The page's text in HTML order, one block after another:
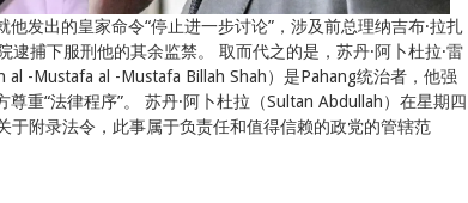
发出的皇家命令“停止进一步讨论”，涉及前总理纳吉布·拉扎
逮捕下服刑他的其余监禁。 取而代之的是，苏丹·阿卜杜拉·雷
al -Mustafa al -Mustafa Billah Shah）是Pahang统治者，他强
重“法律程序”。 苏丹·阿卜杜拉（Sultan Abdullah）在星期四
于附录法令，此事属于负责任和值得信赖的政党的管辖范